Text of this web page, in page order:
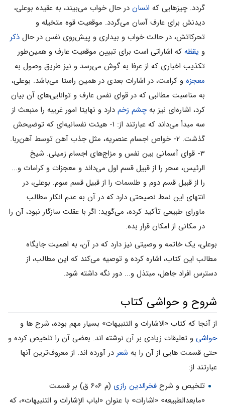
گردد. چيزهایى كه انساندر حال خواب مى‌بيند، به عقيده بوعلى،
ديدنش برای عارف آسان مى‌گردد. موقعيت قوه متخيله و
تحركاتش، در حالت خواب و بيدارى و پيش‌روى نفس در حال ذكر
و یقظهكه اشاراتى است برای تبيين موقعيت عارف و همين‌طور
تكذيب اخبارى كه از عرفا به گوش مى‌رسد و نيز طريق وصول به
معجزهو كرامت، در اشارات بعدى در همين راستا مى‌باشد. بوعلى،
به مناسبت مطالبى كه در قواى نفس عارف و توانايى‌هاى آن بيان
كرد، اشاره‌اى نيز بهچشم زخمدارد و نهایتا امور غريبه را منبعث از
سه مبدأ مى‌داند كه عبارتند از: ۱- هيئت نفسانيه‌اى كه توضيحش
گذشت. ۲- خواص اجسام عنصريه، مثل جذب آهن توسط آهن‌ربا.
۳- قواى آسمانى بين نفس و مزاج‌هاى اجسام زمينى. شيخ
الرئيس، سحر را از قبيل قسم اول مى‌داند و معجزات و كرامات و...
را از قبيل قسم دوم و طلسمات را از قبيل قسم سوم. بوعلى، در
انتهاى اين نمط نصيحتى دارد كه در آن به عدم انكار مطالب
ماوراى طبيعى تأكيد كرده، مى‌گويد: اگر با عقلت سازگار نبود، آن را
در مكانى از امكان قرار بده.
بوعلى، یک خاتمه و وصيتى نيز دارد كه در آن، به اهميت جايگاه
مطالب اين كتاب، اشاره كرده و توصيه مى‌كند كه اين مطالب، از
دسترس افراد جاهل، مبتذل و... دور نگه داشته شود.
شروح و حواشی کتاب
از آنجا که کتاب «الاشارات و التنبیهات» بسیار مهم بوده، شرح ها و
حواشی و تعلیقات زیادی بر آن نوشته اند. بعضی آن را تلخیص کرده و
حتی قسمت هایی از آن را به شعر در آورده اند. از معروف‌ترین آنها
عبارتند از:
تلخیص و شرح فخرالدین رازی
(م ۶۰۶ ق) بر قسمت
«مابعدالطبیعه» «اشارات» با عنوان «لباب الإشارات و التنبيهات»، که